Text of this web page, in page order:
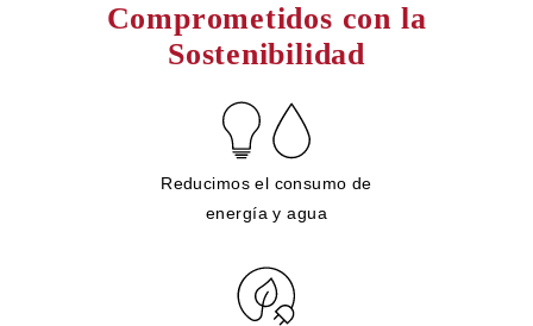
Comprometidos con la
Sostenibilidad
Reducimos el consumo de
energía y agua